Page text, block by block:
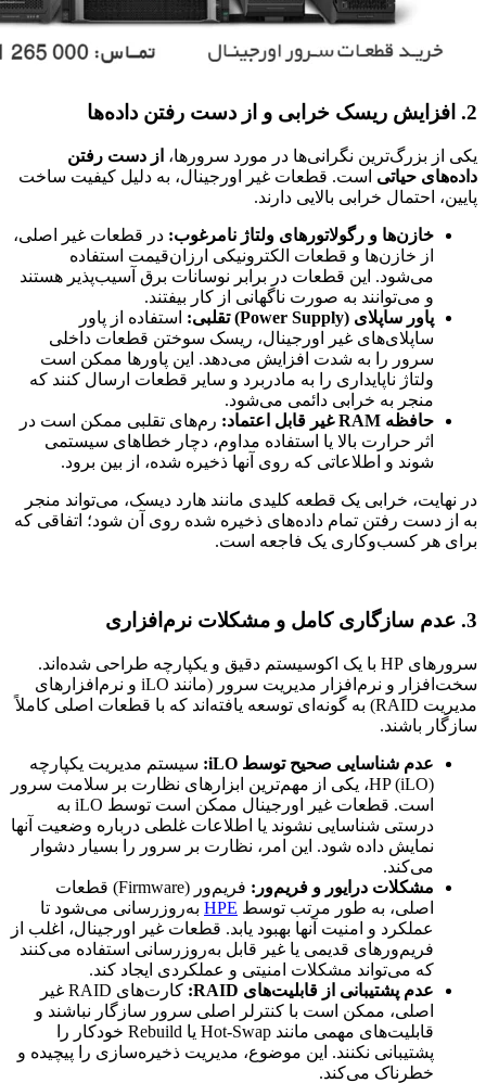
2. افزایش ریسک خرابی و از دست رفتن داده‌ها
یکی از بزرگ‌ترین نگرانی‌ها در مورد سرورها، از دست رفتن
داده‌های حیاتی است. قطعات غیر اورجینال، به دلیل کیفیت ساخت
پایین، احتمال خرابی بالایی دارند.
خازن‌ها و رگولاتورهای ولتاژ نامرغوب: در قطعات غیر اصلی،
از خازن‌ها و قطعات الکترونیکی ارزان‌قیمت استفاده
می‌شود. این قطعات در برابر نوسانات برق آسیب‌پذیر هستند
و می‌توانند به صورت ناگهانی از کار بیفتند.
پاور ساپلای (Power Supply) تقلبی:
استفاده از پاور
ساپلای‌های غیر اورجینال، ریسک سوختن قطعات داخلی
سرور را به شدت افزایش می‌دهد. این پاورها ممکن است
ولتاژ ناپایداری را به مادربرد و سایر قطعات ارسال کنند که
منجر به خرابی دائمی می‌شود.
حافظه RAM غیر قابل اعتماد:
رم‌های تقلبی ممکن است در
اثر حرارت بالا یا استفاده مداوم، دچار خطاهای سیستمی
شوند و اطلاعاتی که روی آنها ذخیره شده، از بین برود.
در نهایت، خرابی یک قطعه کلیدی مانند هارد دیسک، می‌تواند منجر
به از دست رفتن تمام داده‌های ذخیره شده روی آن شود؛ اتفاقی که
برای هر کسب‌وکاری یک فاجعه است.
3. عدم سازگاری کامل و مشکلات نرم‌افزاری
سرورهای HP با یک اکوسیستم دقیق و یکپارچه طراحی شده‌اند.
سخت‌افزار و نرم‌افزار مدیریت سرور (مانند iLO و نرم‌افزارهای
مدیریت RAID) به گونه‌ای توسعه یافته‌اند که با قطعات اصلی کاملاً
سازگار باشند.
عدم شناسایی صحیح توسط iLO:
سیستم مدیریت یکپارچه
HP (iLO)، یکی از مهم‌ترین ابزارهای نظارت بر سلامت سرور
است. قطعات غیر اورجینال ممکن است توسط iLO به
درستی شناسایی نشوند یا اطلاعات غلطی درباره وضعیت آنها
نمایش داده شود. این امر، نظارت بر سرور را بسیار دشوار
می‌کند.
مشکلات درایور و فریم‌ور:
فریم‌ور (Firmware) قطعات
اصلی، به طور مرتب توسط HPE به‌روزرسانی می‌شود تا
عملکرد و امنیت آنها بهبود یابد. قطعات غیر اورجینال، اغلب از
فریم‌ورهای قدیمی یا غیر قابل به‌روزرسانی استفاده می‌کنند
که می‌تواند مشکلات امنیتی و عملکردی ایجاد کند.
عدم پشتیبانی از قابلیت‌های RAID:
کارت‌های RAID غیر
اصلی، ممکن است با کنترلر اصلی سرور سازگار نباشند و
قابلیت‌های مهمی مانند Hot-Swap یا Rebuild خودکار را
پشتیبانی نکنند. این موضوع، مدیریت ذخیره‌سازی را پیچیده و
خطرناک می‌کند.